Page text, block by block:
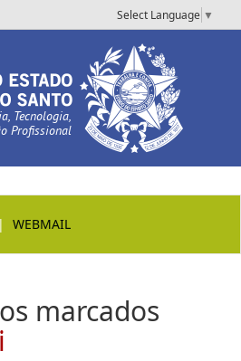
Select Language ▼
Tecnologia,
Profissional
| WEBMAIL
marcados